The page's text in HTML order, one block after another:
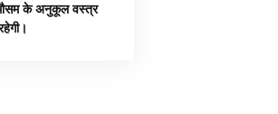
मौसम के अनुकूल वस्त्र